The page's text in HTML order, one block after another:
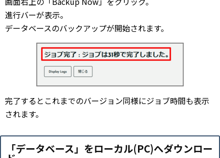
進行バーが表示。
データベースのバックアップが開始されます。
完了するとこれまでのバージョン同様にジョブ時間も表示
されます。
「データベース」をローカル(PC)へダウンロー